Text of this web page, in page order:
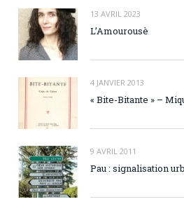
13 AVRIL 2023
L’Amourousè
4 JANVIER 2013
« Bite-Bitante » –
9 AVRIL 2011
Pau : signalisation